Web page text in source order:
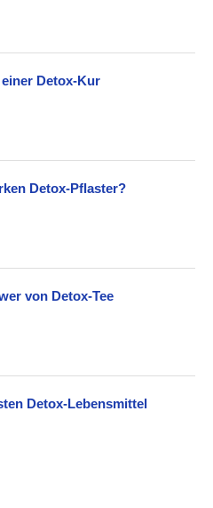
Detox-Kur
Detox-Pflaster?
von Detox-Tee
Detox-Lebensmittel